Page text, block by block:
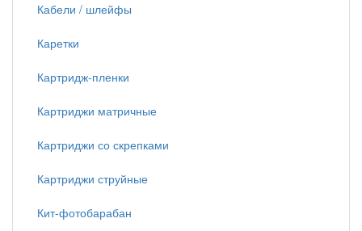
Кабели / шлейфы
Каретки
Картридж-пленки
Картриджи матричные
Картриджи со скрепками
Картриджи струйные
Кит-фотобарабан